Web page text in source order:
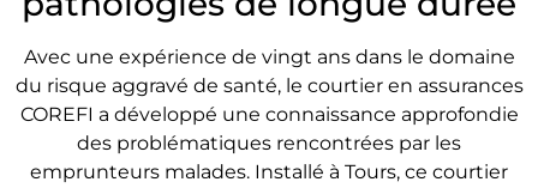
Avec une expérience de vingt ans dans le domaine
du risque aggravé de santé, le courtier en assurances
COREFI a développé une connaissance approfondie
des problématiques rencontrées par les
emprunteurs malades. Installé à Tours, ce courtier